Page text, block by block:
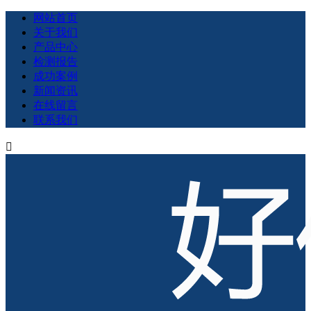
网站首页
关于我们
产品中心
检测报告
成功案例
新闻资讯
在线留言
联系我们
